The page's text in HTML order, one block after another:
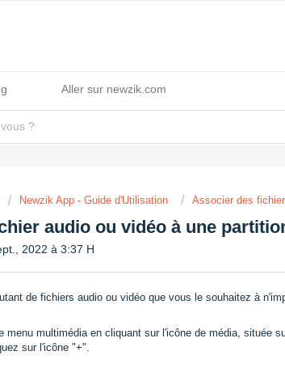
Aller sur newzik.com
Newzik App - Guide d'Utilisation Associer des
audio ou vidéo à une
2022 à 3:37 H
de fichiers audio ou vidéo que vous le souhaitez à
menu multimédia en cliquant sur l'icône de média, située
sur l'icône "+".